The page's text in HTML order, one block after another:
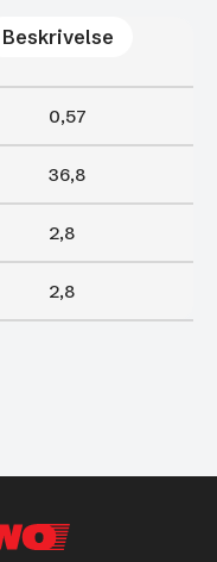
Beskrivelse
0,57
36,8
2,8
2,8